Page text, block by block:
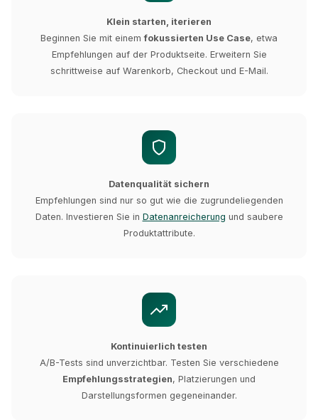
Klein starten, iterieren
Beginnen Sie mit einemfokussierten Use Case, etwa
Empfehlungen auf der Produktseite. Erweitern Sie
schrittweise auf Warenkorb, Checkout und E-Mail.
Datenqualität sichern
Empfehlungen sind nur so gut wie die zugrundeliegenden
Daten. Investieren Sie in Datenanreicherung und saubere
Produktattribute.
Kontinuierlich testen
A/B-Tests sind unverzichtbar. Testen Sie verschiedene
Empfehlungsstrategien, Platzierungen und
Darstellungsformen gegeneinander.